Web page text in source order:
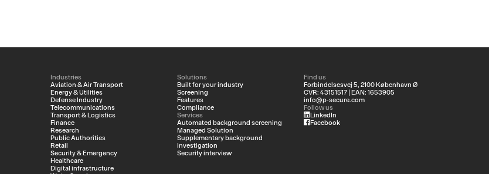
Industries
Aviation & Air Transport
Energy & Utilities
Defense Industry
Telecommunications
Transport & Logistics
Finance
Research
Public Authorities
Retail
Security & Emergency
Healthcare
Digital infrastructure
Solutions
Built for your industry
Screening
Features
Compliance
Services
Automated background screening
Managed Solution
Supplementary background
investigation
Security interview
Find us
Forbindelsesvej 5, 2100 København Ø
CVR: 43151517 | EAN: 1653905
info@p-secure.com
Follow us
LinkedIn
Facebook